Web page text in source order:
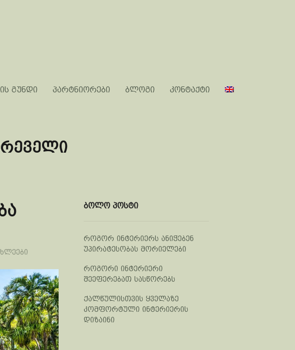
ის გუნდი პარტნიორები ბლოგი კონტაქტი
ბოლო პოსტი
როგორ ინტერიერს ანიჭებენ
უპირატესობას მორიელები
როგორი ინტერიერი
შეეფერებათ სასწორებს
ქალწულისთვის ყველაზე
კომფორტული ინტერიერის
დიზაინი